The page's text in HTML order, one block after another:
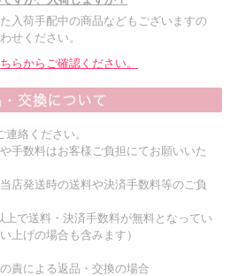
入荷手配中の商品などもございますの
せください。
らからご確認ください。
絡ください。
手数料はお客様ご負担にてお願いいた
店発送時の送料や決済手数料等のご負
上で送料・決済手数料が無料となってい
上げの場合も含みます）
責による返品・交換の場合